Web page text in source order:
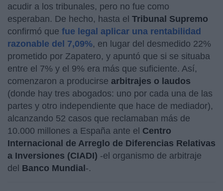
acudir a los tribunales, pero no fue como
esperaban. De hecho, hasta el Tribunal Supremo
confirmó que fue legal aplicar una rentabilidad
razonable del 7,09%, en lugar del desmedido 22%
prometido por Zapatero, y apuntó que si se situaba
entre el 7% y el 9% era más que suficiente. Así,
comenzaron a producirse arbitrajes o laudos
(donde hay tres abogados: uno por cada una de las
partes y otro independiente que hace de mediador),
alcanzando 52 casos que reclamaban más de
10.000 millones a España ante el Centro
Internacional de Arreglo de Diferencias Relativas
a Inversiones (CIADI) -el organismo de arbitraje
del Banco Mundial-.